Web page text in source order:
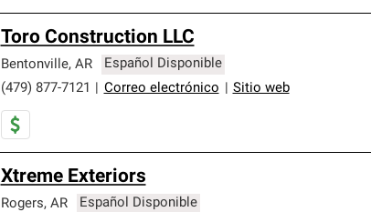
Toro Construction LLC
Bentonville, AR
Español Disponible
(479) 877-7121
Correo electrónico Sitio web
Xtreme Exteriors
Rogers, AR
Español Disponible